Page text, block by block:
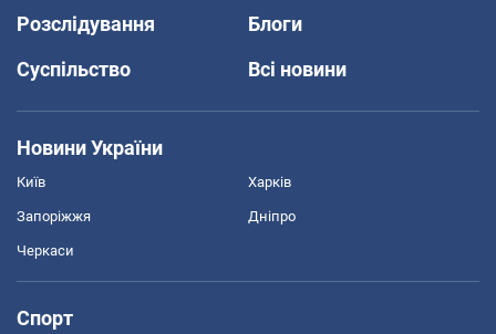
Розслідування
Блоги
Суспільство
Всі новини
Новини України
Київ Харків
Запоріжжя Дніпро
Черкаси
Спорт